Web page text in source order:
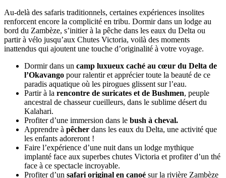
Au-delà des safaris traditionnels, certaines expériences insolites
renforcent encore la complicité en tribu. Dormir dans un lodge au
bord du Zambèze, s’initier à la pêche dans les eaux du Delta ou
partir à vélo jusqu’aux Chutes Victoria, voilà des moments
inattendus qui ajoutent une touche d’originalité à votre voyage.
Dormir dans un camp luxueux caché au cœur du Delta de
l’Okavango pour ralentir et apprécier toute la beauté de ce
paradis aquatique où les pirogues glissent sur l’eau.
Partir à la rencontre de suricates et de Bushmen, peuple
ancestral de chasseur cueilleurs, dans le sublime désert du
Kalahari.
Profiter d’une immersion dans le bush à cheval.
Apprendre à pêcher dans les eaux du Delta, une activité que
les enfants adoreront !
Faire l’expérience d’une nuit dans un lodge mythique
implanté face aux superbes chutes Victoria et profiter d’un thé
face à ce spectacle incroyable.
Profiter d’un safari original en canoé sur la rivière Zambèze